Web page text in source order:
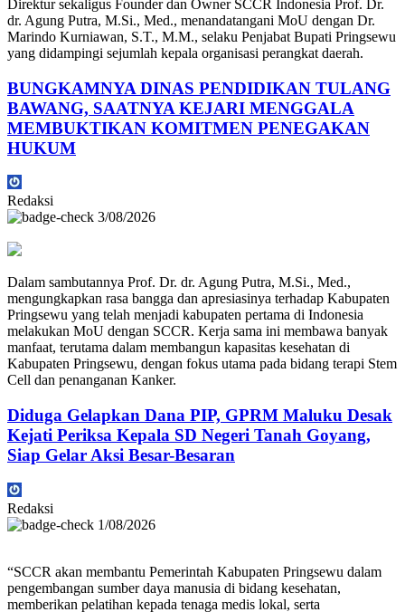
Direktur sekaligus Founder dan Owner SCCR Indonesia Prof. Dr.
dr. Agung Putra, M.Si., Med., menandatangani MoU dengan Dr.
Marindo Kurniawan, S.T., M.M., selaku Penjabat Bupati Pringsewu
yang didampingi sejumlah kepala organisasi perangkat daerah.
BUNGKAMNYA DINAS PENDIDIKAN TULANG
BAWANG, SAATNYA KEJARI MENGGALA
MEMBUKTIKAN KOMITMEN PENEGAKAN
HUKUM
Redaksi
3/08/2026
Dalam sambutannya Prof. Dr. dr. Agung Putra, M.Si., Med.,
mengungkapkan rasa bangga dan apresiasinya terhadap Kabupaten
Pringsewu yang telah menjadi kabupaten pertama di Indonesia
melakukan MoU dengan SCCR. Kerja sama ini membawa banyak
manfaat, terutama dalam membangun kapasitas kesehatan di
Kabupaten Pringsewu, dengan fokus utama pada bidang terapi Stem
Cell dan penanganan Kanker.
Diduga Gelapkan Dana PIP, GPRM Maluku Desak
Kejati Periksa Kepala SD Negeri Tanah Goyang,
Siap Gelar Aksi Besar-Besaran
Redaksi
1/08/2026
“SCCR akan membantu Pemerintah Kabupaten Pringsewu dalam
pengembangan sumber daya manusia di bidang kesehatan,
memberikan pelatihan kepada tenaga medis lokal, serta